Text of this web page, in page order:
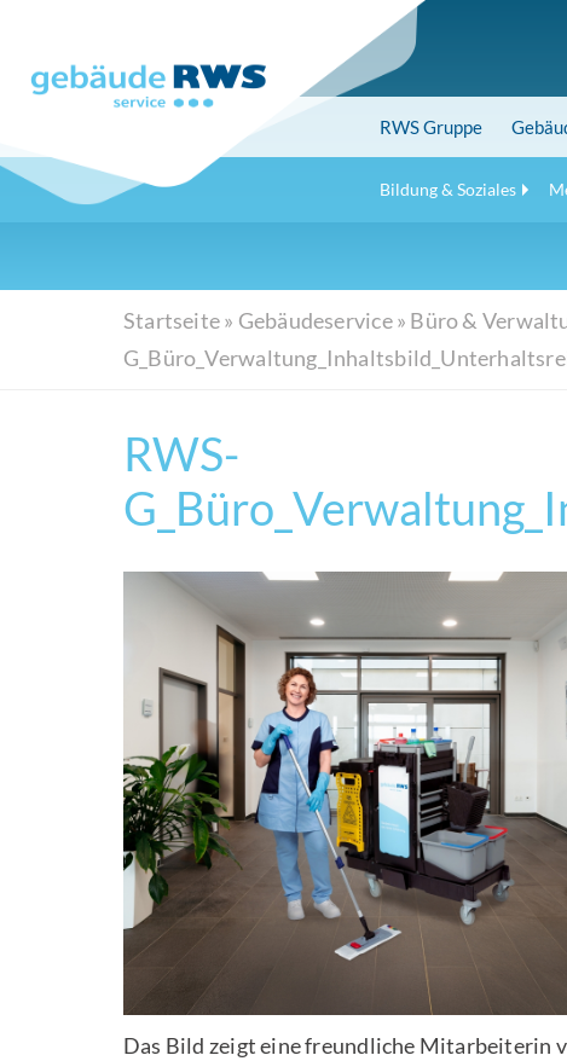
main
content
RWSGruppe
Bildung & Soziales
Startseite» Gebäudeservice» Büro &
RWS-
Das Bild zeigt eine freundliche Mitarbeiterin